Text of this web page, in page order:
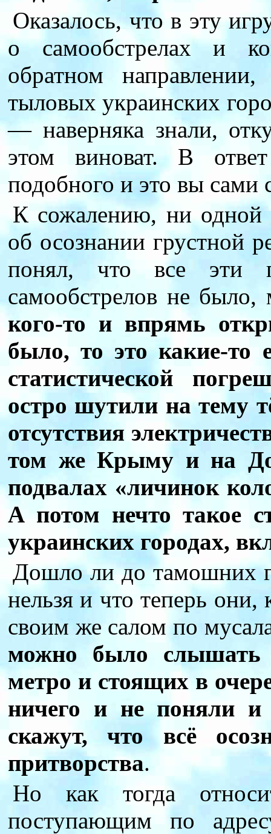
Оказалось, что в эту
о самообстрелах и
обратном
тыловых украинских
— наверняка знали,
этом виноват. В
подобного и это вы сами
К сожалению, ни одной
об осознании грустной
понял, что все эти
самообстрелов не
кого-то и впрямь
было, то это какие-то
статистической
остро шутили на тему
отсутствия
том же Крыму и на
подвалах «личинок
А потом нечто такое
украинских городах,
Дошло ли до тамошних
нельзя и что теперь они,
своим же салом по
можно было слышать
метро и стоящих в
ничего и не поняли
скажут, что всё
притворства.
Но как тогда
поступающим по